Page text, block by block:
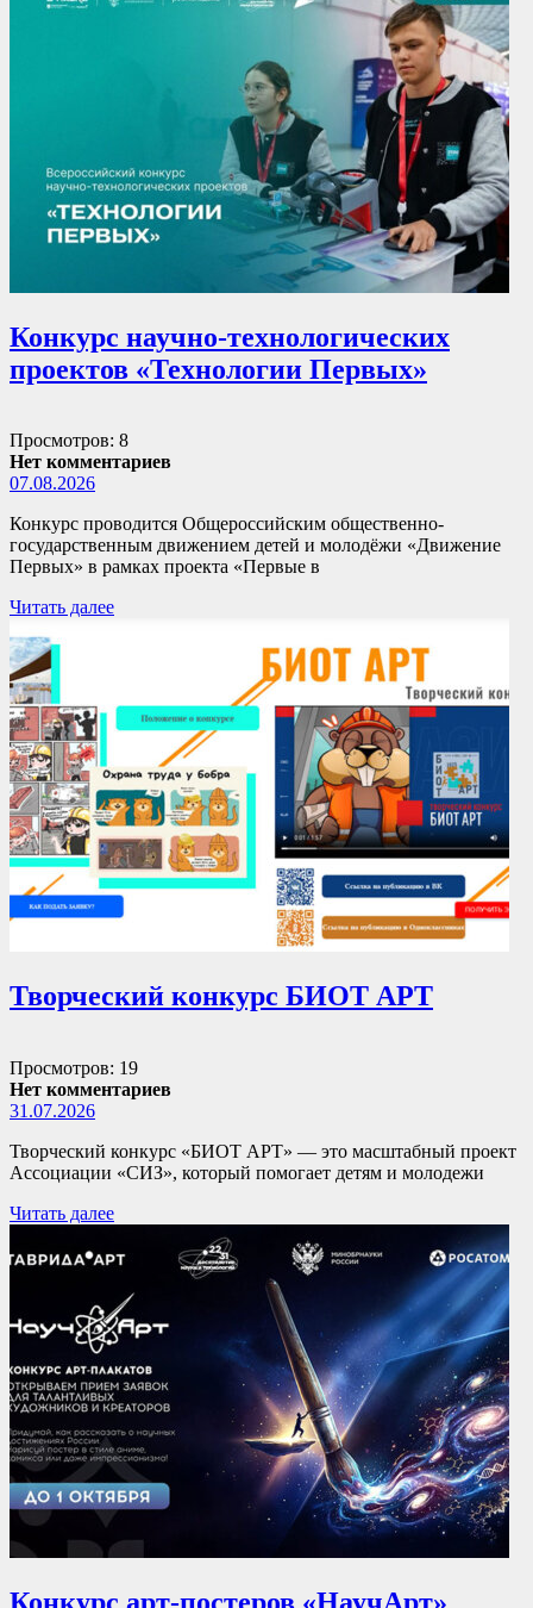
Конкурс научно-технологических
проектов «Технологии Первых»
Просмотров: 8
Нет комментариев
07.08.2026
Конкурс проводится Общероссийским общественно-
государственным движением детей и молодёжи «Движение
Первых» в рамках проекта «Первые в
Читать далее
Творческий конкурс БИОТ АРТ
Просмотров: 19
Нет комментариев
31.07.2026
Творческий конкурс «БИОТ АРТ» — это масштабный проект
Ассоциации «СИЗ», который помогает детям и молодежи
Читать далее